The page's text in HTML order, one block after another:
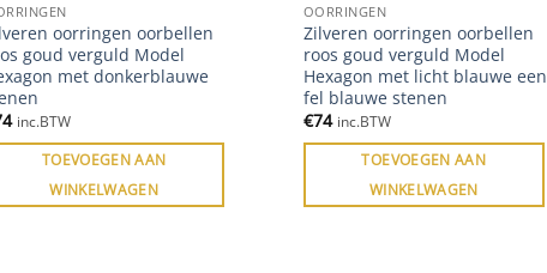
oorringen oorbellen
goud verguld Model
met donkerblauwe
inc.BTW
TOEVOEGEN AAN
WINKELWAGEN
OORRINGEN
Zilveren oorringen oorbellen
roos goud verguld Model
Hexagon met licht blauwe een
fel blauwe stenen
€74 inc.BTW
TOEVOEGEN AAN
WINKELWAGEN